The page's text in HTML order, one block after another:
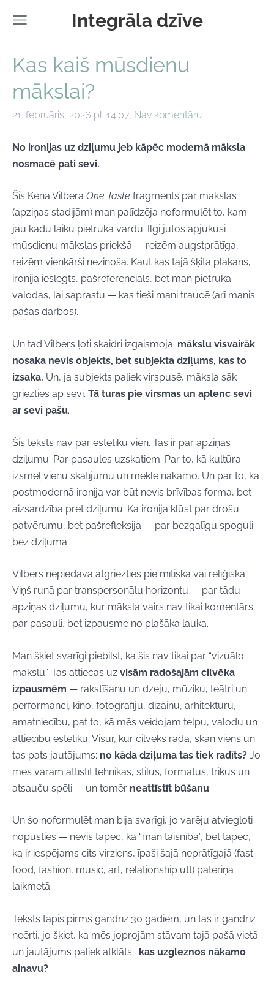
Integrāla dzīve
Kas kaiš mūsdienu
mākslai?
21. februāris, 2026 pl. 14:07, Nav komentāru
No ironijas uz dziļumu jeb kāpēc modernā māksla
nosmacē pati sevi.
Šis Kena Vilbera One Taste fragments par mākslas
(apziņas stadijām) man palīdzēja noformulēt to, kam
jau kādu laiku pietrūka vārdu. Ilgi jutos apjukusi
mūsdienu mākslas priekšā — reizēm augstprātīga,
reizēm vienkārši nezinoša. Kaut kas tajā šķita plakans,
ironijā ieslēgts, pašreferenciāls, bet man pietrūka
valodas, lai saprastu — kas tieši mani traucē (arī manis
pašas darbos).
Un tad Vilbers ļoti skaidri izgaismoja: mākslu visvairāk
nosaka nevis objekts, bet subjekta dziļums, kas to
izsaka. Un, ja subjekts paliek virspusē, māksla sāk
griezties ap sevi. Tā turas pie virsmas un aplenc sevi
ar sevi pašu.
Šis teksts nav par estētiku vien. Tas ir par apziņas
dziļumu. Par pasaules uzskatiem. Par to, kā kultūra
izsmeļ vienu skatījumu un meklē nākamo. Un par to, ka
postmodernā ironija var būt nevis brīvības forma, bet
aizsardzība pret dziļumu. Ka ironija kļūst par drošu
patvērumu, bet pašrefleksija — par bezgalīgu spoguli
bez dziļuma.
Vilbers nepiedāvā atgriezties pie mītiskā vai reliģiskā.
Viņš runā par transpersonālu horizontu — par tādu
apziņas dziļumu, kur māksla vairs nav tikai komentārs
par pasauli, bet izpausme no plašāka lauka.
Man šķiet svarīgi piebilst, ka šis nav tikai par “vizuālo
mākslu”. Tas attiecas uz visām radošajām cilvēka
izpausmēm — rakstīšanu un dzeju, mūziku, teātri un
performanci, kino, fotogrāfiju, dizainu, arhitektūru,
amatniecību, pat to, kā mēs veidojam telpu, valodu un
attiecību estētiku. Visur, kur cilvēks rada, skan viens un
tas pats jautājums: no kāda dziļuma tas tiek radīts? Jo
mēs varam attīstīt tehnikas, stilus, formātus, trikus un
atsauču spēli — un tomēr neattīstīt būšanu.
Un šo noformulēt man bija svarīgi, jo varēju atviegloti
nopūsties — nevis tāpēc, ka “man taisnība”, bet tāpēc,
ka ir iespējams cits virziens, īpaši šajā neprātīgajā (fast
food, fashion, music, art, relationship utt) patēriņa
laikmetā.
Teksts tapis pirms gandrīz 30 gadiem, un tas ir gandrīz
neērti, jo šķiet, ka mēs joprojām stāvam tajā pašā vietā
un jautājums paliek atklāts: kas uzgleznos nākamo
ainavu?